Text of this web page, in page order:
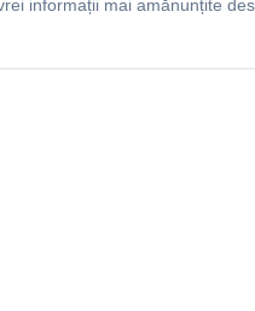
informații mai amănunțite